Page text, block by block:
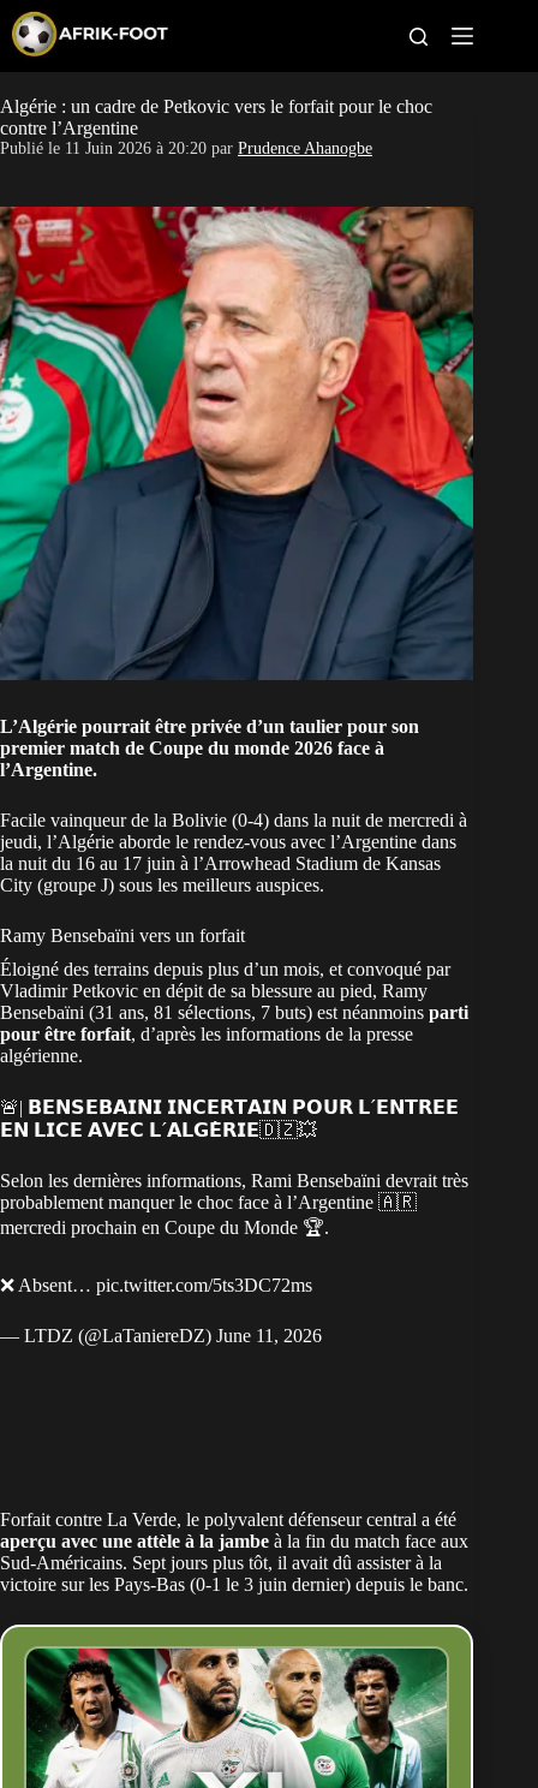
p
o
c
o
t
e
n
t
CAN féminine
Pays
Clubs
Classement
Paris sportifs
Algérie : un cadre de Petkovic vers le forfait pour le choc
contre l’Argentine
Publié le 11 Juin 2026 à 20:20 par Prudence Ahanogbe
L’Algérie pourrait être privée d’un taulier pour son
premier match de Coupe du monde 2026 face à
l’Argentine.
Facile vainqueur de la Bolivie (0-4) dans la nuit de mercredi à
jeudi, l’Algérie aborde le rendez-vous avec l’Argentine dans
la nuit du 16 au 17 juin à l’Arrowhead Stadium de Kansas
City (groupe J) sous les meilleurs auspices.
Ramy Bensebaïni vers un forfait
Éloigné des terrains depuis plus d’un mois, et convoqué par
Vladimir Petkovic en dépit de sa blessure au pied, Ramy
Bensebaïni (31 ans, 81 sélections, 7 buts) est néanmoins parti
pour être forfait, d’après les informations de la presse
algérienne.
🚨| 𝗕𝗘𝗡𝗦𝗘𝗕𝗔𝗜𝗡𝗜 𝗜𝗡𝗖𝗘𝗥𝗧𝗔𝗜𝗡 𝗣𝗢𝗨𝗥 𝗟´𝗘𝗡𝗧𝗥𝗘𝗘
𝗘𝗡 𝗟𝗜𝗖𝗘 𝗔𝗩𝗘𝗖 𝗟´𝗔𝗟𝗚𝗘̀𝗥𝗜𝗘🇩🇿💥
Selon les dernières informations, Rami Bensebaïni devrait très
probablement manquer le choc face à l’Argentine 🇦🇷
mercredi prochain en Coupe du Monde 🏆.
❌ Absent… pic.twitter.com/5ts3DC72ms
— LTDZ (@LaTaniereDZ) June 11, 2026
Forfait contre La Verde, le polyvalent défenseur central a été
aperçu avec une attèle à la jambe à la fin du match face aux
Sud-Américains. Sept jours plus tôt, il avait dû assister à la
victoire sur les Pays-Bas (0-1 le 3 juin dernier) depuis le banc.